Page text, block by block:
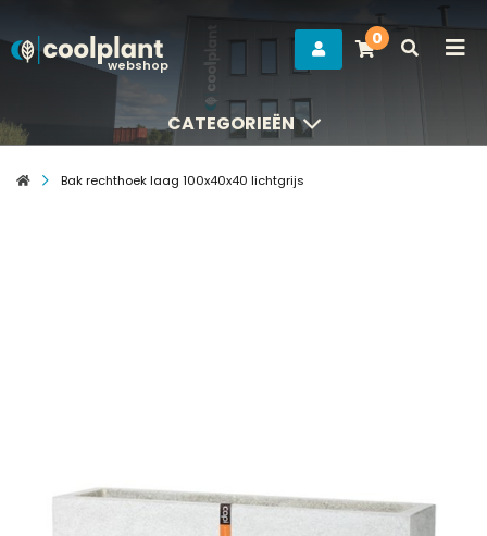
webshop
0
CATEGORIEËN
CATEGORIEËN
Bak rechthoek laag 100x40x40 lichtgrijs